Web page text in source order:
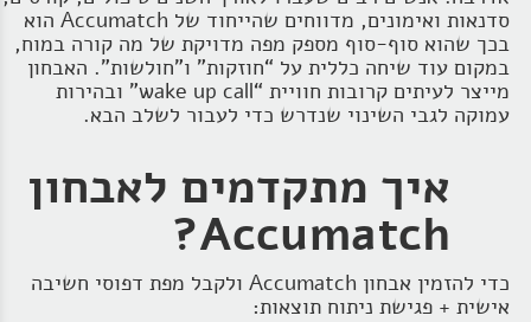
סדנאות ואימונים, מדווחים שהייחוד של Accumatch הוא
בכך שהוא סוף‑סוף מספק מפה מדויקת של מה קורה במוח,
במקום עוד שיחה כללית על “חוזקות” ו”חולשות”. האבחון
מייצר לעיתים קרובות חוויית “wake up call” ובהירות
עמוקה לגבי השינוי שנדרש כדי לעבור לשלב הבא.
איך מתקדמים לאבחון
Accumatch?
כדי להזמין אבחון Accumatch ולקבל מפת דפוסי חשיבה
אישית + פגישת ניתוח תוצאות: